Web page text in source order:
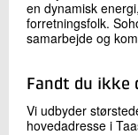
en dynamisk
forretningsfolk.
samarbejde og
Fandt du ikke
Vi udbyder
hovedadresse i